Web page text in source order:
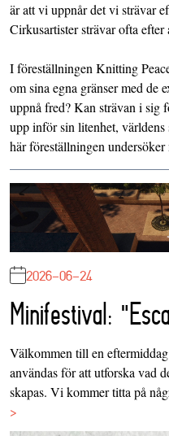
är att vi uppnår det vi strävar
Cirkusartister strävar ofta
I föreställningen Knitting
om sina egna gränser med de
uppnå fred? Kan strävan i sig
upp inför sin litenhet,
här föreställningen
2026-06-24
Minifestival:
Välkommen till en
användas för att utforska vad
skapas. Vi kommer titta på
>